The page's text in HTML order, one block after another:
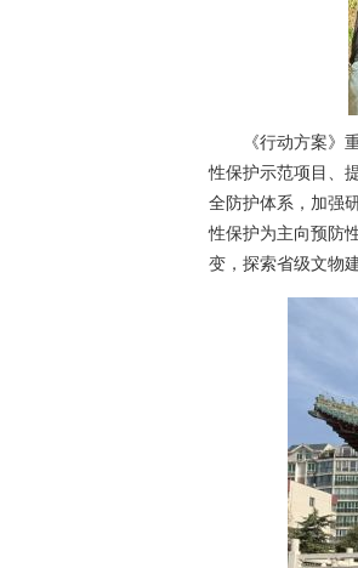
《行动方案》重
性保护示范项目、
全防护体系，加强
性保护为主向预防
变，探索省级文物